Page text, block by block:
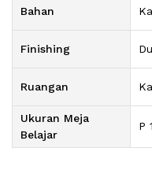
Bahan
Finishing
Ruangan
Ukuran Meja
Belajar
P